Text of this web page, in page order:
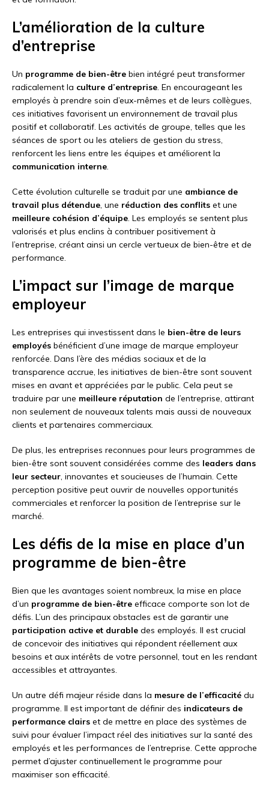
L’amélioration de la culture
d’entreprise
Un programme de bien-être bien intégré peut transformer
radicalement la culture d’entreprise. En encourageant les
employés à prendre soin d’eux-mêmes et de leurs collègues,
ces initiatives favorisent un environnement de travail plus
positif et collaboratif. Les activités de groupe, telles que les
séances de sport ou les ateliers de gestion du stress,
renforcent les liens entre les équipes et améliorent la
communication interne.
Cette évolution culturelle se traduit par une ambiance de
travail plus détendue, une réduction des conflits et une
meilleure cohésion d’équipe. Les employés se sentent plus
valorisés et plus enclins à contribuer positivement à
l’entreprise, créant ainsi un cercle vertueux de bien-être et de
performance.
L’impact sur l’image de marque
employeur
Les entreprises qui investissent dans le bien-être de leurs
employés bénéficient d’une image de marque employeur
renforcée. Dans l’ère des médias sociaux et de la
transparence accrue, les initiatives de bien-être sont souvent
mises en avant et appréciées par le public. Cela peut se
traduire par une meilleure réputation de l’entreprise, attirant
non seulement de nouveaux talents mais aussi de nouveaux
clients et partenaires commerciaux.
De plus, les entreprises reconnues pour leurs programmes de
bien-être sont souvent considérées comme des leaders dans
leur secteur, innovantes et soucieuses de l’humain. Cette
perception positive peut ouvrir de nouvelles opportunités
commerciales et renforcer la position de l’entreprise sur le
marché.
Les défis de la mise en place d’un
programme de bien-être
Bien que les avantages soient nombreux, la mise en place
d’un programme de bien-être efficace comporte son lot de
défis. L’un des principaux obstacles est de garantir une
participation active et durable des employés. Il est crucial
de concevoir des initiatives qui répondent réellement aux
besoins et aux intérêts de votre personnel, tout en les rendant
accessibles et attrayantes.
Un autre défi majeur réside dans la mesure de l’efficacité du
programme. Il est important de définir des indicateurs de
performance clairs et de mettre en place des systèmes de
suivi pour évaluer l’impact réel des initiatives sur la santé des
employés et les performances de l’entreprise. Cette approche
permet d’ajuster continuellement le programme pour
maximiser son efficacité.